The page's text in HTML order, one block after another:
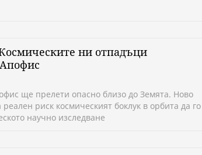
ни отпадъци
ще прелети опасно близо до Земята. Ново
риск космическият боклук в орбита да го
научно изследване